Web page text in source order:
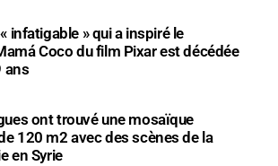
infatigable » qui a inspiré le
Coco du film Pixar est décédée
ans
ont trouvé une mosaïque
120 m2 avec des scènes de la
en Syrie